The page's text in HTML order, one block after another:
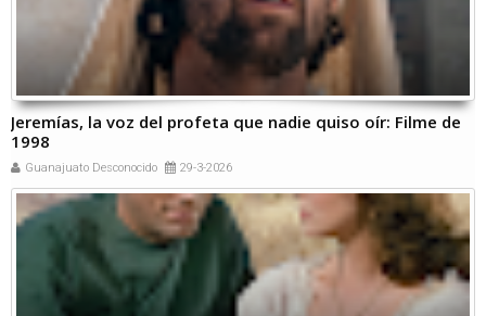
Jeremías, la voz del profeta que nadie quiso oír: Filme de
1998
Guanajuato Desconocido 29-3-2026